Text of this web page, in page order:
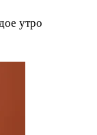
утро